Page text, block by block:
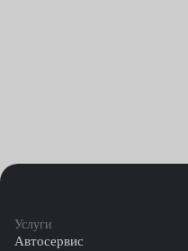
Услуги
Автосервис